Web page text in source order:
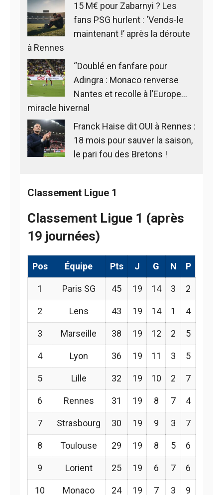
15 M€ pour Zabarnyi ? Les
fans PSG hurlent : ‘Vends-le
maintenant !’ après la déroute
à Rennes
“Doublé en fanfare pour
Adingra : Monaco renverse
Nantes et recolle à l’Europe…
miracle hivernal
Franck Haise dit OUI à Rennes :
18 mois pour sauver la saison,
le pari fou des Bretons !
Classement Ligue 1
Classement Ligue 1 (après
19 journées)
Pos Équipe Pts J G N P
1 Paris SG 45 19 14 3 2
2 Lens 43 19 14 1 4
3 Marseille 38 19 12 2 5
4 Lyon 36 19 11 3 5
5 Lille 32 19 10 2 7
6 Rennes 31 19 8 7 4
7 Strasbourg 30 19 9 3 7
8 Toulouse 29 19 8 5 6
9 Lorient 25 19 6 7 6
10 Monaco 24 19 7 3 9